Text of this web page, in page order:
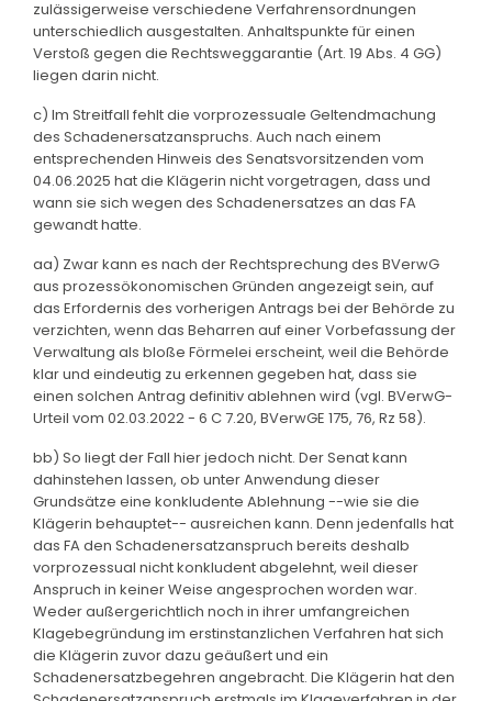
zulässigerweise verschiedene Verfahrensordnungen
unterschiedlich ausgestalten. Anhaltspunkte für einen
Verstoß gegen die Rechtsweggarantie (Art. 19 Abs. 4 GG)
liegen darin nicht.
c) Im Streitfall fehlt die vorprozessuale Geltendmachung
des Schadenersatzanspruchs. Auch nach einem
entsprechenden Hinweis des Senatsvorsitzenden vom
04.06.2025 hat die Klägerin nicht vorgetragen, dass und
wann sie sich wegen des Schadenersatzes an das FA
gewandt hatte.
aa) Zwar kann es nach der Rechtsprechung des BVerwG
aus prozessökonomischen Gründen angezeigt sein, auf
das Erfordernis des vorherigen Antrags bei der Behörde zu
verzichten, wenn das Beharren auf einer Vorbefassung der
Verwaltung als bloße Förmelei erscheint, weil die Behörde
klar und eindeutig zu erkennen gegeben hat, dass sie
einen solchen Antrag definitiv ablehnen wird (vgl. BVerwG-
Urteil vom 02.03.2022 - 6 C 7.20, BVerwGE 175, 76, Rz 58).
bb) So liegt der Fall hier jedoch nicht. Der Senat kann
dahinstehen lassen, ob unter Anwendung dieser
Grundsätze eine konkludente Ablehnung --wie sie die
Klägerin behauptet-- ausreichen kann. Denn jedenfalls hat
das FA den Schadenersatzanspruch bereits deshalb
vorprozessual nicht konkludent abgelehnt, weil dieser
Anspruch in keiner Weise angesprochen worden war.
Weder außergerichtlich noch in ihrer umfangreichen
Klagebegründung im erstinstanzlichen Verfahren hat sich
die Klägerin zuvor dazu geäußert und ein
Schadenersatzbegehren angebracht. Die Klägerin hat den